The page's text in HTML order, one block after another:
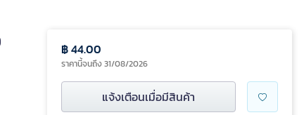
฿ 44.00
ราคานี้จนถึง 31/08/2026
แจ้งเตือนเมื่อมีสินค้า